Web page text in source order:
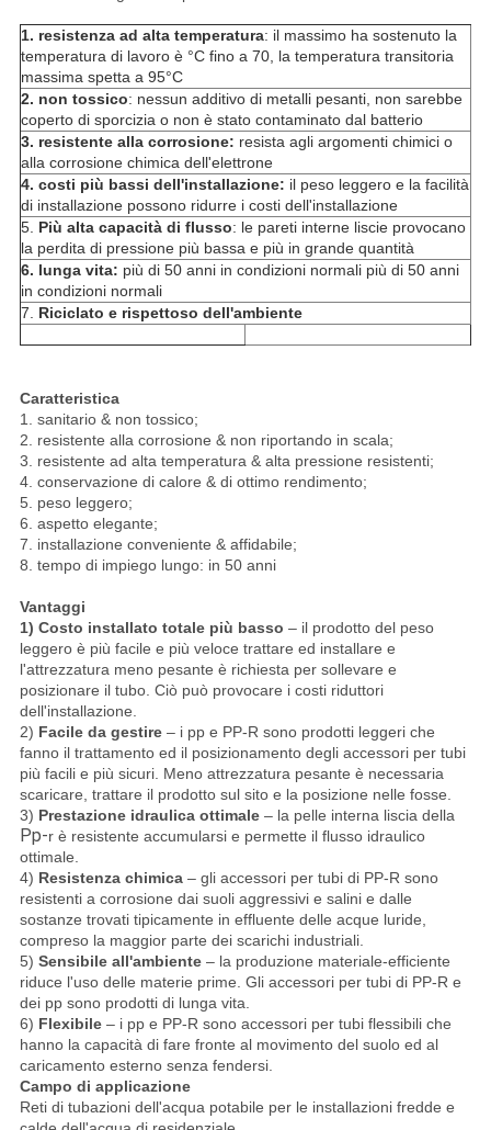
1. resistenza ad alta temperatura: il massimo ha sostenuto la
temperatura di lavoro è °C fino a 70, la temperatura transitoria
massima spetta a 95°C
2. non tossico: nessun additivo di metalli pesanti, non sarebbe
coperto di sporcizia o non è stato contaminato dal batterio
3. resistente alla corrosione: resista agli argomenti chimici o
alla corrosione chimica dell'elettrone
4. costi più bassi dell'installazione: il peso leggero e la facilità
di installazione possono ridurre i costi dell'installazione
5. Più alta capacità di flusso: le pareti interne liscie provocano
la perdita di pressione più bassa e più in grande quantità
6. lunga vita: più di 50 anni in condizioni normali più di 50 anni
in condizioni normali
7. Riciclato e rispettoso dell'ambiente
Caratteristica
1. sanitario & non tossico;
2. resistente alla corrosione & non riportando in scala;
3. resistente ad alta temperatura & alta pressione resistenti;
4. conservazione di calore & di ottimo rendimento;
5. peso leggero;
6. aspetto elegante;
7. installazione conveniente & affidabile;
8. tempo di impiego lungo: in 50 anni
Vantaggi
1) Costo installato totale più basso – il prodotto del peso
leggero è più facile e più veloce trattare ed installare e
l'attrezzatura meno pesante è richiesta per sollevare e
posizionare il tubo. Ciò può provocare i costi riduttori
dell'installazione.
2) Facile da gestire– i pp e PP-R sono prodotti leggeri che
fanno il trattamento ed il posizionamento degli accessori per tubi
più facili e più sicuri. Meno attrezzatura pesante è necessaria
scaricare, trattare il prodotto sul sito e la posizione nelle fosse.
3) Prestazione idraulica ottimale– la pelle interna liscia della
Pp-r è resistente accumularsi e permette il flusso idraulico
ottimale.
4) Resistenza chimica– gli accessori per tubi di PP-R sono
resistenti a corrosione dai suoli aggressivi e salini e dalle
sostanze trovati tipicamente in effluente delle acque luride,
compreso la maggior parte dei scarichi industriali.
5) Sensibile all'ambiente– la produzione materiale-efficiente
riduce l'uso delle materie prime. Gli accessori per tubi di PP-R e
dei pp sono prodotti di lunga vita.
6) Flexibile– i pp e PP-R sono accessori per tubi flessibili che
hanno la capacità di fare fronte al movimento del suolo ed al
caricamento esterno senza fendersi.
Campo di applicazione
Reti di tubazioni dell'acqua potabile per le installazioni fredde e